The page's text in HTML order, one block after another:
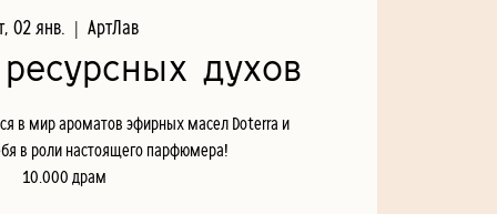
02 янв.
  |
АртЛав
духов
в мир ароматов эфирных масел Doterra и
в роли настоящего парфюмера!
10.000 драм